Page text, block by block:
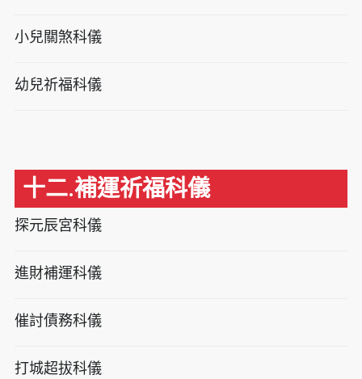
小兒關煞科儀
幼兒祈福科儀
十二.補運祈福科儀
探元辰宮科儀
進財補運科儀
催討債務科儀
打城超拔科儀